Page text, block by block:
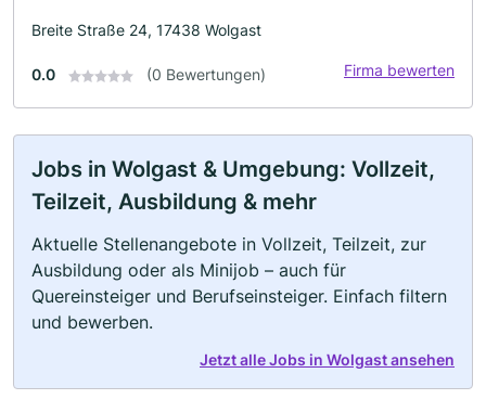
Breite Straße 24, 17438 Wolgast
0.0 (0 Bewertungen) Firma bewerten
Jobs in Wolgast & Umgebung: Vollzeit,
Teilzeit, Ausbildung & mehr
Aktuelle Stellenangebote in Vollzeit, Teilzeit, zur
Ausbildung oder als Minijob – auch für
Quereinsteiger und Berufseinsteiger. Einfach filtern
und bewerben.
Jetzt alle Jobs in Wolgast ansehen